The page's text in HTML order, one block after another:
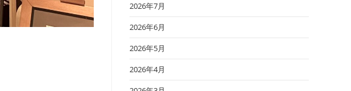
2026年7月
2026年6月
2026年5月
2026年4月